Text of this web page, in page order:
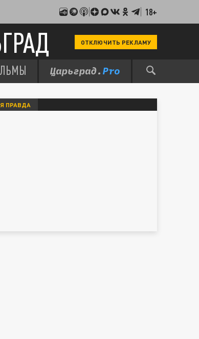
18+
ОТКЛЮЧИТЬ РЕКЛАМУ
ПРАВДА